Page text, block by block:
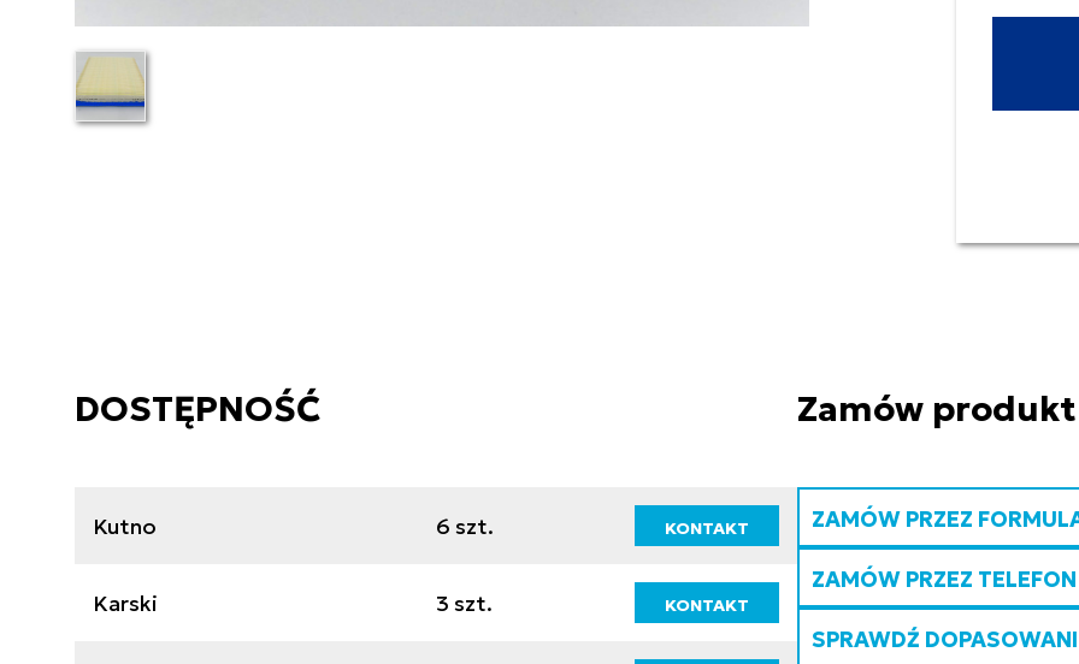
DOSTĘPNOŚĆ
Kutno 6 szt. KONTAKT
Karski 3 szt. KONTAKT
Zamów produkt
ZAMÓW PRZEZ
ZAMÓW PRZEZ TELEFON
SPRAWDŹ